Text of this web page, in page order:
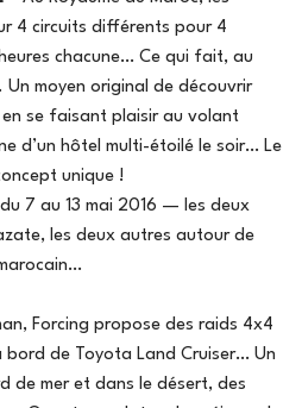
4 circuits différents pour 4
chacune… Ce qui fait, au
moyen original de découvrir
se faisant plaisir au volant
d’un hôtel multi-étoilé le soir… Le
unique !
7 au 13 mai 2016 — les deux
les deux autres autour de
Forcing propose des raids 4x4
bord de Toyota Land Cruiser… Un
de mer et dans le désert, des